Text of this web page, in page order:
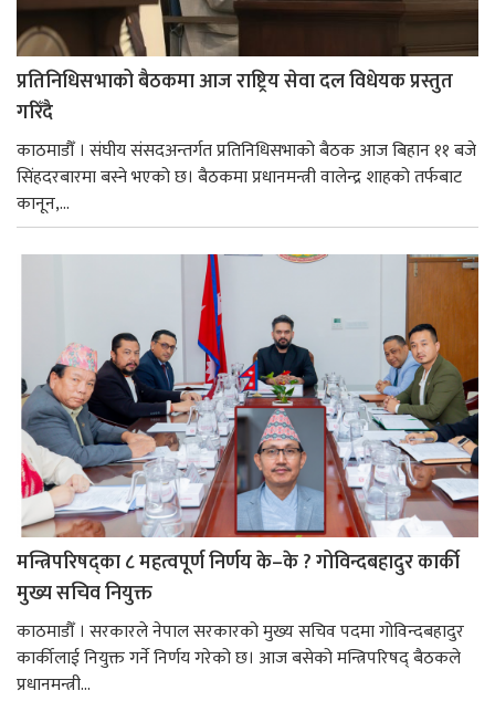
प्रतिनिधिसभाको बैठकमा आज राष्ट्रिय सेवा दल विधेयक प्रस्तुत
गरिँदै
काठमाडौँ । संघीय संसदअन्तर्गत प्रतिनिधिसभाको बैठक आज बिहान ११ बजे
सिंहदरबारमा बस्ने भएको छ। बैठकमा प्रधानमन्त्री वालेन्द्र शाहको तर्फबाट
कानून,...
मन्त्रिपरिषद्का ८ महत्वपूर्ण निर्णय के–के ? गोविन्दबहादुर कार्की
मुख्य सचिव नियुक्त
काठमाडौँ । सरकारले नेपाल सरकारको मुख्य सचिव पदमा गोविन्दबहादुर
कार्कीलाई नियुक्त गर्ने निर्णय गरेको छ। आज बसेको मन्त्रिपरिषद् बैठकले
प्रधानमन्त्री...